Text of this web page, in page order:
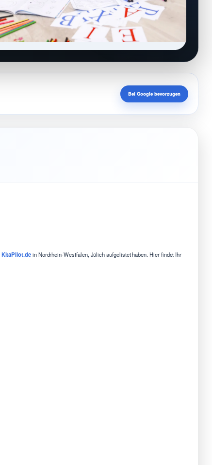
Bei Google bevorzugen
KitaPilot.dein Nordrhein-Westfalen, Jülich aufgelistet haben. Hier findet Ihr